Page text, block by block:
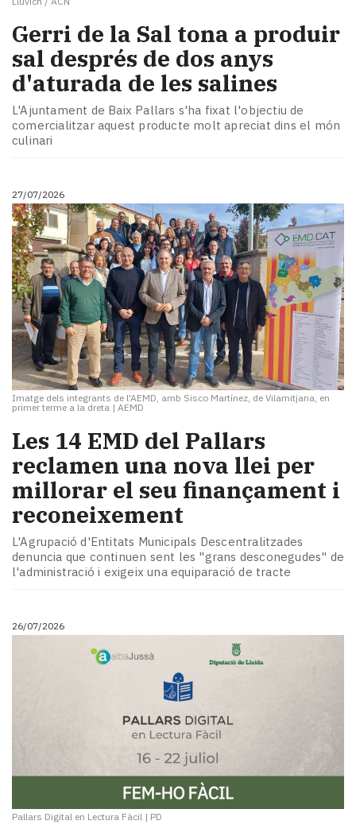
​Gerri de la Sal tona a produir
sal després de dos anys
d'aturada de les salines
L'Ajuntament de Baix Pallars s'ha fixat l'objectiu de
comercialitzar aquest producte molt apreciat dins el món
culinari
27/07/2026
Imatge dels integrants de l'AEMD, amb Sisco Martínez, de Vilamitjana, en
primer terme a la dreta | AEMD
​Les 14 EMD del Pallars
reclamen una nova llei per
millorar el seu finançament i
reconeixement
L'Agrupació d'Entitats Municipals Descentralitzades
denuncia que continuen sent les "grans desconegudes" de
l'administració i exigeix una equiparació de tracte
26/07/2026
Pallars Digital en Lectura Fàcil | PD